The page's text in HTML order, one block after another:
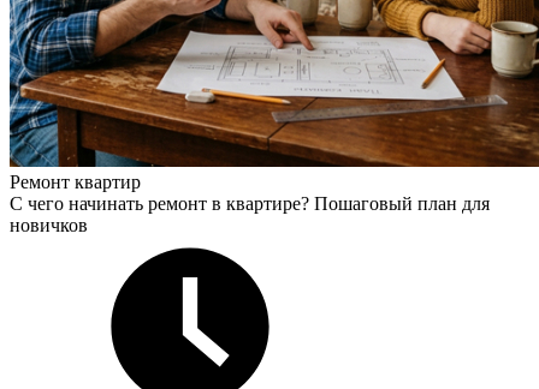
Ремонт квартир
С чего начинать ремонт в квартире? Пошаговый план для
новичков